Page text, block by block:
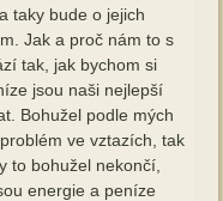
taky bude o jejich
Jak a proč nám to s
tak, jak bychom si
jsou naši nejlepší
Bohužel podle mých
ve vztazích, tak
to bohužel nekončí,
energie a peníze